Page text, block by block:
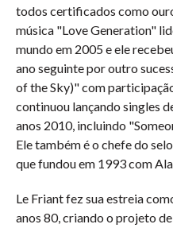
todos certificados como
música "Love Generation"
mundo em 2005 e ele
ano seguinte por outro
of the Sky)" com
continuou lançando singles
anos 2010, incluindo
Ele também é o chefe do
que fundou em 1993 com
Le Friant fez sua estreia
anos 80, criando o projeto